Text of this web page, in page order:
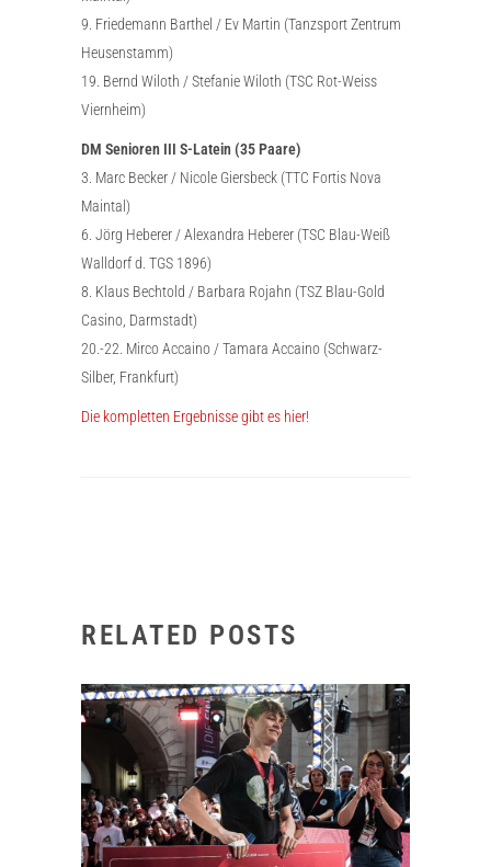
9. Friedemann Barthel / Ev Martin (Tanzsport Zentrum
Heusenstamm)
19. Bernd Wiloth / Stefanie Wiloth (TSC Rot-Weiss
Viernheim)
DM Senioren III S-Latein (35 Paare)
3. Marc Becker / Nicole Giersbeck (TTC Fortis Nova
Maintal)
6. Jörg Heberer / Alexandra Heberer (TSC Blau-Weiß
Walldorf d. TGS 1896)
8. Klaus Bechtold / Barbara Rojahn (TSZ Blau-Gold
Casino, Darmstadt)
20.-22. Mirco Accaino / Tamara Accaino (Schwarz-
Silber, Frankfurt)
Die kompletten Ergebnisse gibt es hier!
RELATED POSTS